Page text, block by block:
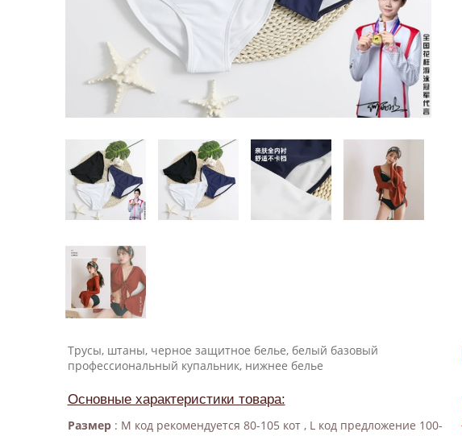
Трусы, штаны, черное защитное белье, белый базовый
профессиональный купальник, нижнее белье
Основные характеристики товара:
Размер : M код рекомендуется 80-105 кот , L код предложение 100-